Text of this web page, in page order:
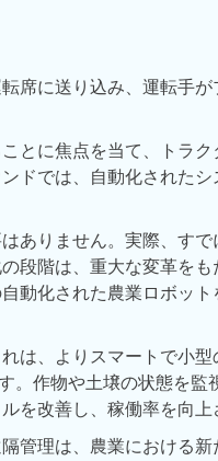
に送り込み、運転手が
とに焦点を当て、トラ
ドでは、自動化された
ありません。実際、す
段階は、重大な変革を
動化された農業ロボッ
は、よりスマートで小
。作物や土壌の状態を
を改善し、稼働率を向上
管理は、農業における